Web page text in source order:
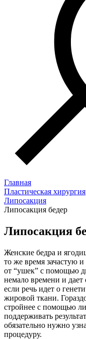
Главная
Пластическая хирургия
Липосакция
Липосакция бедер
Липосакция
Женские бедра и
то же время зачастую
от “ушек” с помощью
немало времени и дает
если речь идет о
жировой ткани.
стройнее с помощью
поддерживать
обязательно нужно
процедуру.